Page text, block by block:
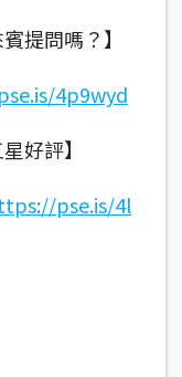
提問嗎？】
4p9wyd
好評】
pse.is/4l